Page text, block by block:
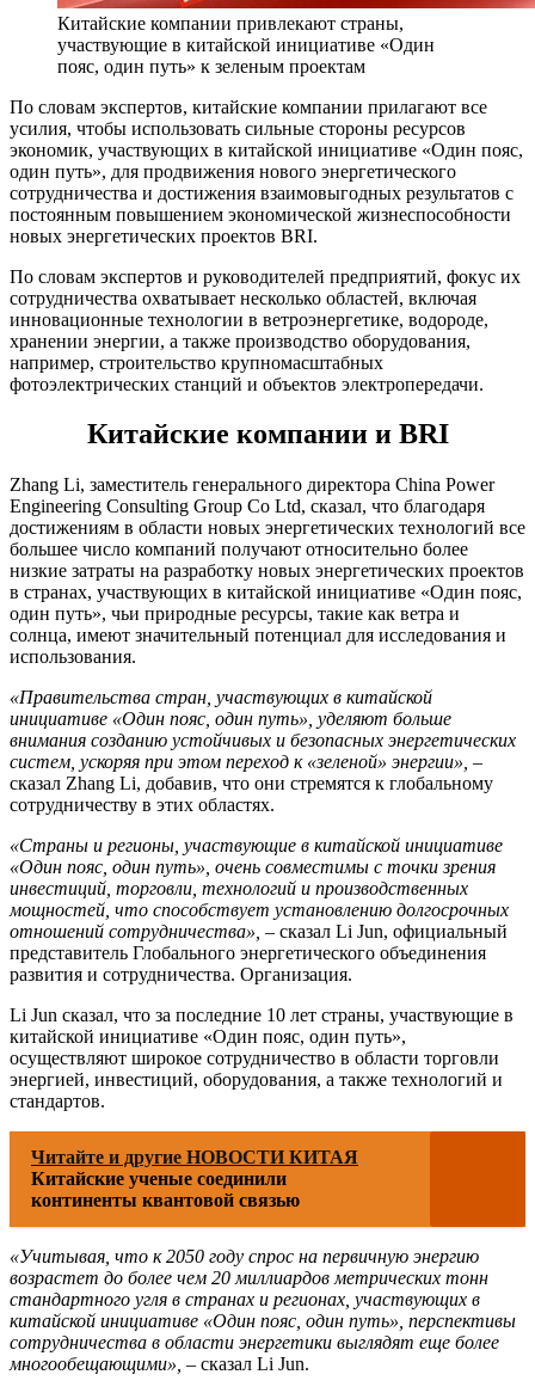
Китайские компании привлекают страны,
участвующие в китайской инициативе «Один
пояс, один путь» к зеленым проектам
По словам экспертов, китайские компании прилагают все
усилия, чтобы использовать сильные стороны ресурсов
экономик, участвующих в китайской инициативе «Один пояс,
один путь», для продвижения нового энергетического
сотрудничества и достижения взаимовыгодных результатов с
постоянным повышением экономической жизнеспособности
новых энергетических проектов BRI.
По словам экспертов и руководителей предприятий, фокус их
сотрудничества охватывает несколько областей, включая
инновационные технологии в ветроэнергетике, водороде,
хранении энергии, а также производство оборудования,
например, строительство крупномасштабных
фотоэлектрических станций и объектов электропередачи.
Китайские компании и BRI
Zhang Li, заместитель генерального директора China Power
Engineering Consulting Group Co Ltd, сказал, что благодаря
достижениям в области новых энергетических технологий все
большее число компаний получают относительно более
низкие затраты на разработку новых энергетических проектов
в странах, участвующих в китайской инициативе «Один пояс,
один путь», чьи природные ресурсы, такие как ветра и
солнца, имеют значительный потенциал для исследования и
использования.
«Правительства стран, участвующих в китайской
инициативе «Один пояс, один путь», уделяют больше
внимания созданию устойчивых и безопасных энергетических
систем, ускоряя при этом переход к «зеленой» энергии», –
сказал Zhang Li, добавив, что они стремятся к глобальному
сотрудничеству в этих областях.
«Страны и регионы, участвующие в китайской инициативе
«Один пояс, один путь», очень совместимы с точки зрения
инвестиций, торговли, технологий и производственных
мощностей, что способствует установлению долгосрочных
отношений сотрудничества», – сказал Li Jun, официальный
представитель Глобального энергетического объединения
развития и сотрудничества. Организация.
Li Jun сказал, что за последние 10 лет страны, участвующие в
китайской инициативе «Один пояс, один путь»,
осуществляют широкое сотрудничество в области торговли
энергией, инвестиций, оборудования, а также технологий и
стандартов.
Читайте и другие НОВОСТИ КИТАЯ
Китайские ученые соединили
континенты квантовой связью
«Учитывая, что к 2050 году спрос на первичную энергию
возрастет до более чем 20 миллиардов метрических тонн
стандартного угля в странах и регионах, участвующих в
китайской инициативе «Один пояс, один путь», перспективы
сотрудничества в области энергетики выглядят еще более
многообещающими», – сказал Li Jun.